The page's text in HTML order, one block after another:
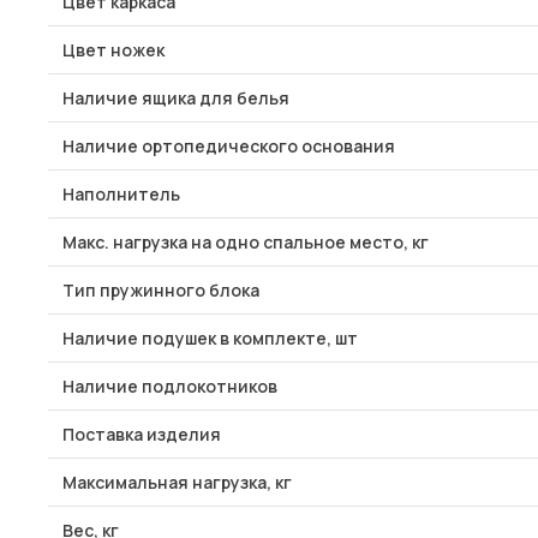
Цвет ножек
Наличие ящика для белья
Наличие ортопедического основания
Наполнитель
Макс. нагрузка на одно спальное место, кг
Тип пружинного блока
Наличие подушек в комплекте, шт
Наличие подлокотников
Поставка изделия
Максимальная нагрузка, кг
Вес, кг